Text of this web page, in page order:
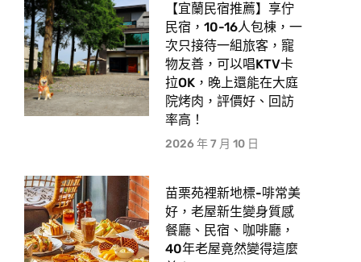
【宜蘭民宿推薦】享佇
民宿，10-16人包棟，一
次只接待一組旅客，寵
物友善，可以唱KTV卡
拉OK，晚上還能在大庭
院烤肉，評價好、回訪
率高！
2026 年 7 月 10 日
苗栗苑裡新地標-啡常美
好，老屋新生變身質感
餐廳、民宿、咖啡廳，
40年老屋竟然變得這麼